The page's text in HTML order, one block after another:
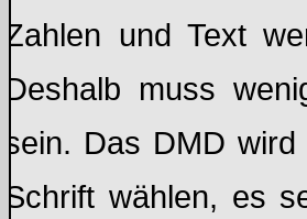
Zahlen und Text
Deshalb muss
sein. Das DMD
Schrift wählen, es